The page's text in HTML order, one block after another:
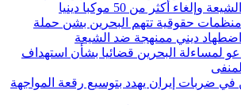
الشيعة وإلغاء أكثر من 50 موكبا دينيا
منظمات حقوقية تتهم البحرين بشن حملة
اضطهاد ديني ممنهجة ضد الشيعة
لمساءلة البحرين قضائيا بشأن استهداف
في ضربات إيران يهدد بتوسيع رقعة المواجهة